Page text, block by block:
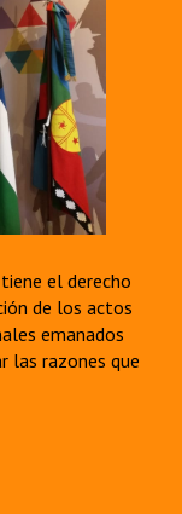
el derecho
de los actos
emanados
las razones que